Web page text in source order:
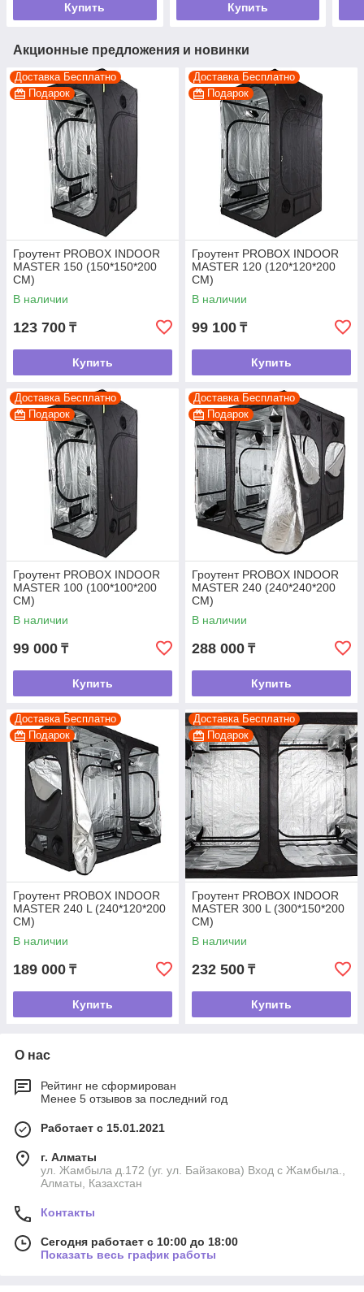
Купить Купить
Акционные предложения и новинки
Доставка Бесплатно
Подарок
Гроутент PROBOX INDOOR
MASTER 150 (150*150*200
CM)
В наличии
123 700 ₸
Купить
Доставка Бесплатно
Подарок
Гроутент PROBOX INDOOR
MASTER 120 (120*120*200
CM)
В наличии
99 100 ₸
Купить
Доставка Бесплатно
Подарок
Гроутент PROBOX INDOOR
MASTER 100 (100*100*200
CM)
В наличии
99 000 ₸
Купить
Доставка Бесплатно
Подарок
Гроутент PROBOX INDOOR
MASTER 240 (240*240*200
CM)
В наличии
288 000 ₸
Купить
Доставка Бесплатно
Подарок
Гроутент PROBOX INDOOR
MASTER 240 L (240*120*200
CM)
В наличии
189 000 ₸
Купить
Доставка Бесплатно
Подарок
Гроутент PROBOX INDOOR
MASTER 300 L (300*150*200
CM)
В наличии
232 500 ₸
Купить
О нас
Рейтинг не сформирован
Менее 5 отзывов за последний год
Работает с 15.01.2021
г. Алматы
ул. Жамбыла д.172 (уг. ул. Байзакова) Вход с Жамбыла.,
Алматы, Казахстан
Контакты
Сегодня работает с 10:00 до 18:00
Показать весь график работы